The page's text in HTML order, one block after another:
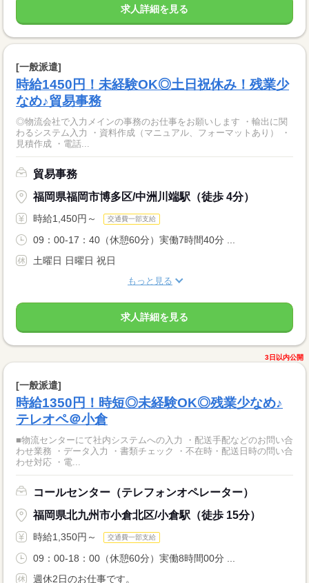
求人詳細を見る
[一般派遣]
時給1450円！未経験OK◎土日祝休み！残業少
なめ♪貿易事務
◎物流会社で入力メインの事務のお仕事をお願いします ・輸出に関
わるシステム入力 ・資料作成（マニュアル、フォーマットあり） ・
見積作成 ・電話...
貿易事務
福岡県福岡市博多区/中洲川端駅（徒歩 4分）
時給1,450円～ 交通費一部支給
09：00-17：40（休憩60分）実働7時間40分 ...
土曜日 日曜日 祝日
もっと見る
求人詳細を見る
3日以内公開
[一般派遣]
時給1350円！時短◎未経験OK◎残業少なめ♪
テレオペ＠小倉
■物流センターにて社内システムへの入力 ・配送手配などのお問い合
わせ業務 ・データ入力 ・書類チェック ・不在時・配送日時の問い合
わせ対応 ・電...
コールセンター（テレフォンオペレーター）
福岡県北九州市小倉北区/小倉駅（徒歩 15分）
時給1,350円～ 交通費一部支給
09：00-18：00（休憩60分）実働8時間00分 ...
週休2日のお仕事です。